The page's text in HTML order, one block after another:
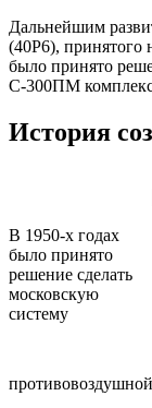
Дальнейшим
(40Р6), принятого
было принято
С-300ПМ
История
В 1950-х годах
было принято
решение сделать
московскую
систему